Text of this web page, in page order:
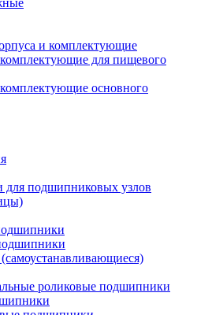
и комплектующие
для пищевого
основного
подшипниковых узлов
роликовые подшипники